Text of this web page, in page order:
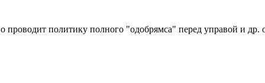
проводит политику полного "одобрямса" перед управой и др.